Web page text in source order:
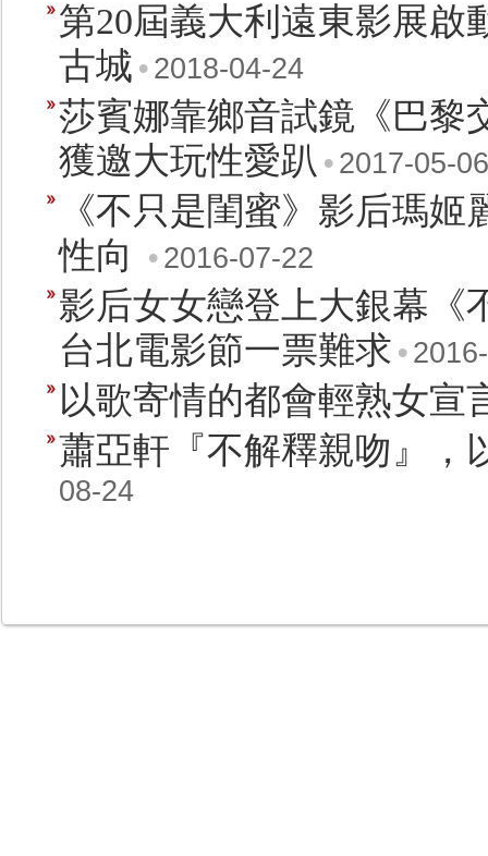
第20屆義大利遠東影展啟
古城 • 2018-04-24
莎賓娜靠鄉音試鏡《巴黎
獲邀大玩性愛趴 • 2017-05-06
《不只是閨蜜》影后瑪
性向
• 2016-07-22
影后女女戀登上大銀幕《
台北電影節一票難求 •
以歌寄情的都會輕熟女宣
蕭亞軒『不解釋親吻』，
08-24